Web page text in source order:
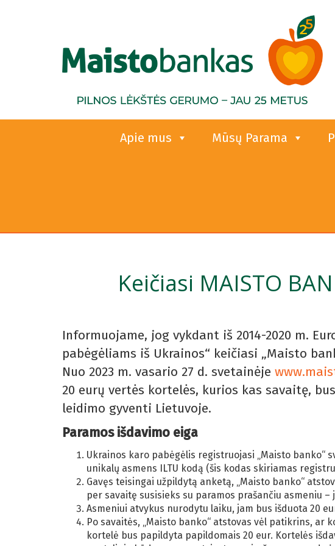
Apie mus Mūsų Parama
Keičiasi MAISTO
Informuojame, jog vykdant iš 2014-2020 m.
pabėgėliams iš Ukrainos“ keičiasi „Maisto
Nuo 2023 m. vasario 27 d. svetainėje
20 eurų vertės kortelės, kurios kas savaitę,
leidimo gyventi Lietuvoje.
Paramos išdavimo eiga
Ukrainos karo pabėgėlis registruojasi „Maisto banko“
unikalų asmens ILTU kodą (šis kodas skiriamas
Gavęs teisingai užpildytą anketą, „Maisto banko“
per savaitę susisieks su paramos prašančiu asmeniu
Asmeniui atvykus nurodytu laiku, jam bus išduota 20
Po savaitės, „Maisto banko“ atstovas vėl patikrins, ar
kortelė bus papildyta papildomais 20 eur. Kortelės